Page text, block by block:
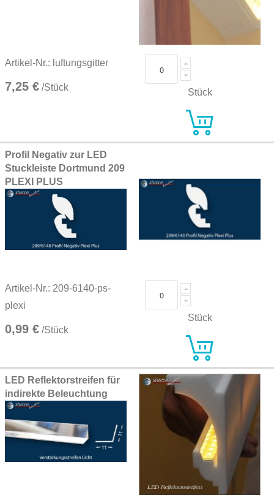
Artikel-Nr.: luftungsgitter
7,25 € /Stück Stück
Profil Negativ zur LED
Stuckleiste Dortmund 209
PLEXI PLUS
Artikel-Nr.: 209-6140-ps-
plexi
0,99 € /Stück
Stück
LED Reflektorstreifen für
indirekte Beleuchtung